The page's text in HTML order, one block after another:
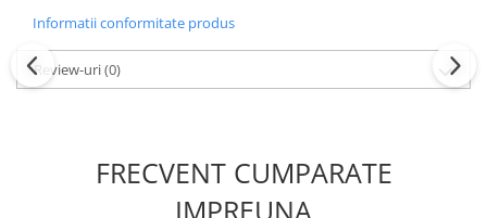
Informatii conformitate produs
Review-uri(0)
FRECVENT CUMPARATE
IMPREUNA